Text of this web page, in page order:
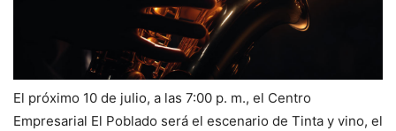
El próximo 10 de julio, a las 7:00 p. m., el Centro
Empresarial El Poblado será el escenario de Tinta y vino, el